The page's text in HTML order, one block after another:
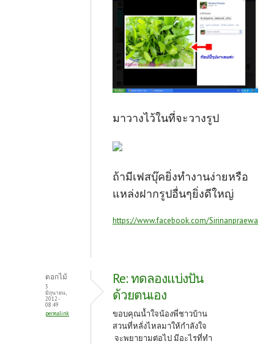
มาวางไว้ในที่จะวางรูป
ถ้ามีเฟสบุ๊คยิ่งทำงานง่ายหรือ
แหล่งฝากรูปอื่นๆยิ่งดีใหญ่
https://www.facebook.com/Sirinanpraewa
ดอกไม้
3
มิถุนายน,
2012 -
08:49
permalink
Re: ทดลองแบ่งปัน
ด้วยตนเอง
ขอบคุณน้ำใจน้องพี่ชาวบ้าน
สวนที่หลั่งไหลมาให้กำลังใจ
จะพยายามต่อไป มีอะไรที่ทำ